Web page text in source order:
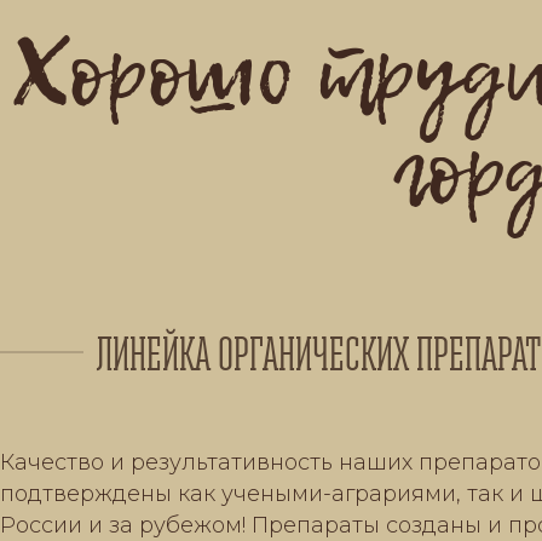
Хорошо
ЛИНЕЙКА ОРГАНИЧЕСКИХ
Качество и результативность наших
подтверждены как учеными-аграриями, так и
России и за рубежом! Препараты созданы и